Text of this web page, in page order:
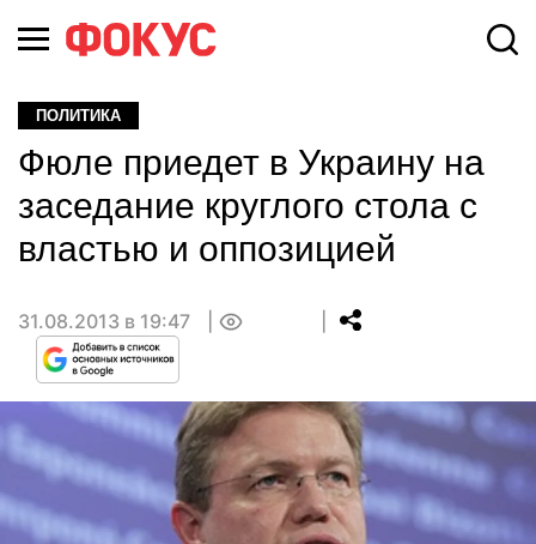
ПОЛИТИКА
Фюле приедет в Украину на
заседание круглого стола с
властью и оппозицией
31.08.2013 в 19:47